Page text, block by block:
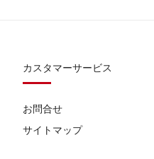
カスタマーサービス
お問合せ
サイトマップ